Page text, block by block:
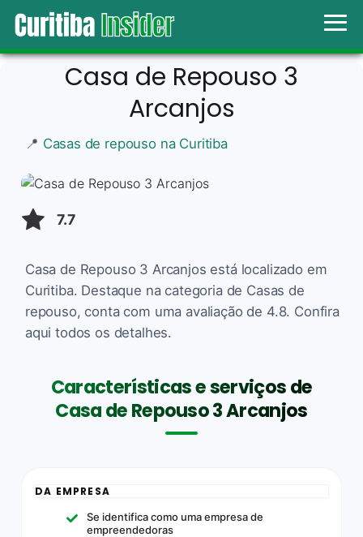
Casa de Repouso 3
Arcanjos
📍 Casas de repouso na Curitiba
7.7
Casa de Repouso 3 Arcanjos está localizado em
Curitiba. Destaque na categoria de Casas de
repouso, conta com uma avaliação de 4.8. Confira
aqui todos os detalhes.
Características e serviços de
Casa de Repouso 3 Arcanjos
DA EMPRESA
Se identifica como uma empresa de
empreendedoras